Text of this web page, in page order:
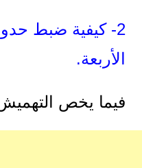
2- كيفية ضبط
الأربعة.
فيما يخص